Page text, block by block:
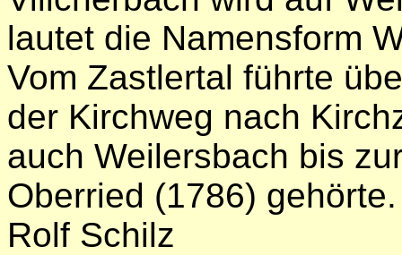
lautet die Namensform
Vom Zastlertal führte
der Kirchweg nach
auch Weilersbach bis
Oberried (1786) gehörte.
Rolf Schilz